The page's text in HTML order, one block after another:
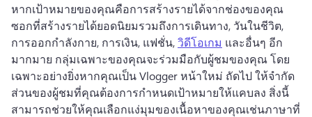
ซอกที่สร้างรายได้ยอดนิยมรวมถึงการเดินทาง, วันในชีวิต,
การออกกําลังกาย, การเงิน, แฟชั่น, วิดีโอเกม และอื่นๆ อีก
มากมาย กลุ่มเฉพาะของคุณจะร่วมมือกับผู้ชมของคุณ โดย
เฉพาะอย่างยิ่งหากคุณเป็น Vlogger หน้าใหม่ ถัดไป ให้จํากัด
ส่วนของผู้ชมที่คุณต้องการกําหนดเป้าหมายให้แคบลง สิ่งนี้
สามารถช่วยให้คุณเลือกแง่มุมของเนื้อหาของคุณเช่นภาษาที่